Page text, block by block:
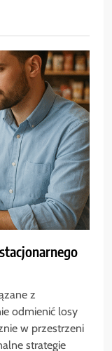
z
odmienić losy
w przestrzeni
strategie